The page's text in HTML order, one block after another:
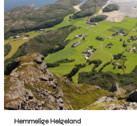
Hemmelige Helgeland